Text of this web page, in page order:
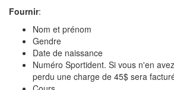
Fournir:
Nom et prénom
Gendre
Date de naissance
Numéro Sportident. Si vous n'en
perdu une charge de 45$ sera